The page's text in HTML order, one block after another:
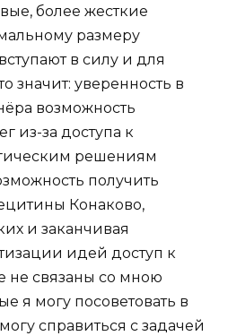
более жесткие
размеру
в силу и для
значит: уверенность в
возможность
из-за доступа к
решениям
получить
Конаково,
и заканчивая
идей доступ к
не связаны со мною
я могу посоветовать в
справиться с задачей